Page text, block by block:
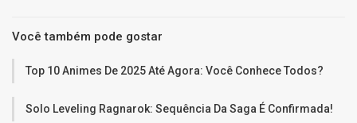
Você também pode gostar
Top 10 Animes De 2025 Até Agora: Você Conhece Todos?
Solo Leveling Ragnarok: Sequência Da Saga É Confirmada!